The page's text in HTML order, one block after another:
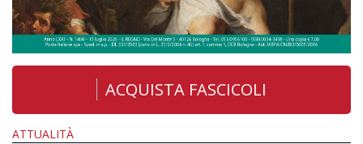
ACQUISTA FASCICOLI
ATTUALITÀ